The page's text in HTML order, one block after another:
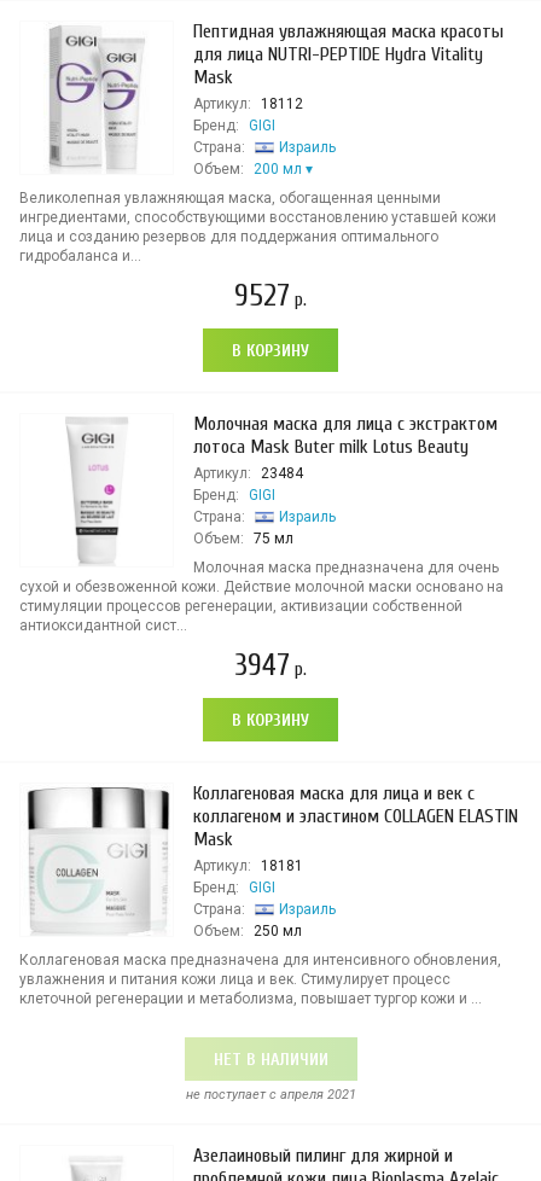
Пептидная увлажняющая маска красоты
для лица NUTRI-PEPTIDE Hydra Vitality
Mask
Артикул:
18112
Бренд:
GIGI
Страна:
Израиль
Объем:
200 мл
Великолепная увлажняющая маска, обогащенная ценными
ингредиентами, способствующими восстановлению уставшей кожи
лица и созданию резервов для поддержания оптимального
гидробаланса и...
9527 р.
В КОРЗИНУ
Молочная маска для лица с экстрактом
лотоса Mask Buter milk Lotus Beauty
Артикул:
23484
Бренд:
GIGI
Страна:
Израиль
Объем:
75 мл
Молочная маска предназначена для очень
сухой и обезвоженной кожи. Действие молочной маски основано на
стимуляции процессов регенерации, активизации собственной
антиоксидантной сист...
3947 р.
В КОРЗИНУ
Коллагеновая маска для лица и век с
коллагеном и эластином COLLAGEN ELASTIN
Mask
Артикул:
18181
Бренд:
GIGI
Страна:
Израиль
Объем:
250 мл
Коллагеновая маска предназначена для интенсивного обновления,
увлажнения и питания кожи лица и век. Стимулирует процесс
клеточной регенерации и метаболизма, повышает тургор кожи и ...
НЕТ В НАЛИЧИИ
не поступает c апреля 2021
Азелаиновый пилинг для жирной и